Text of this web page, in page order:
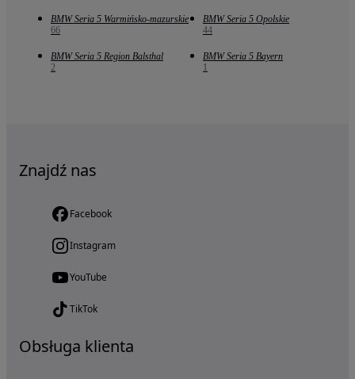
BMW Seria 5 Warmińsko-mazurskie
66
BMW Seria 5 Opolskie
44
BMW Seria 5 Region Balsthal
2
BMW Seria 5 Bayern
1
Znajdź nas
Facebook
Instagram
YouTube
TikTok
Obsługa klienta